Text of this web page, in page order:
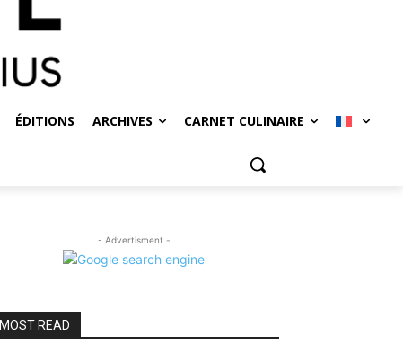
ÉDITIONS ARCHIVES CARNET CULINAIRE
- Advertisment -
MOST READ